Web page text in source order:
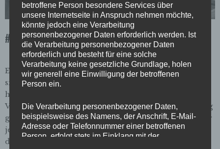
#119 Alte Hafenstrasse
EDITORIAL: Klein und allein Liebe Leser:innen, sie
sind klein, allein und tauchen immer mal wieder auf:
historische Häuser aus der Alten Hafenstraße in
Vegesack. Wir haben uns in dieser Ausgabe einen lang
gehegten Wunsch erfüllt, indem wir die Straße – oder
jedenfalls Teile davon – auch fotografisch einmal
durchs Heft laufen lassen. Wenn Sie durch diese
betroffene Person besondere Services über
unsere Internetseite in Anspruch nehmen möchte,
könnte jedoch eine Verarbeitung
personenbezogener Daten erforderlich werden. Ist
die Verarbeitung personenbezogener Daten
erforderlich und besteht für eine solche
Verarbeitung keine gesetzliche Grundlage, holen
wir generell eine Einwilligung der betroffenen
Person ein.
Die Verarbeitung personenbezogener Daten,
beispielsweise des Namens, der Anschrift, E-Mail-
Adresse oder Telefonnummer einer betroffenen
Person, erfolgt stets im Einklang mit der